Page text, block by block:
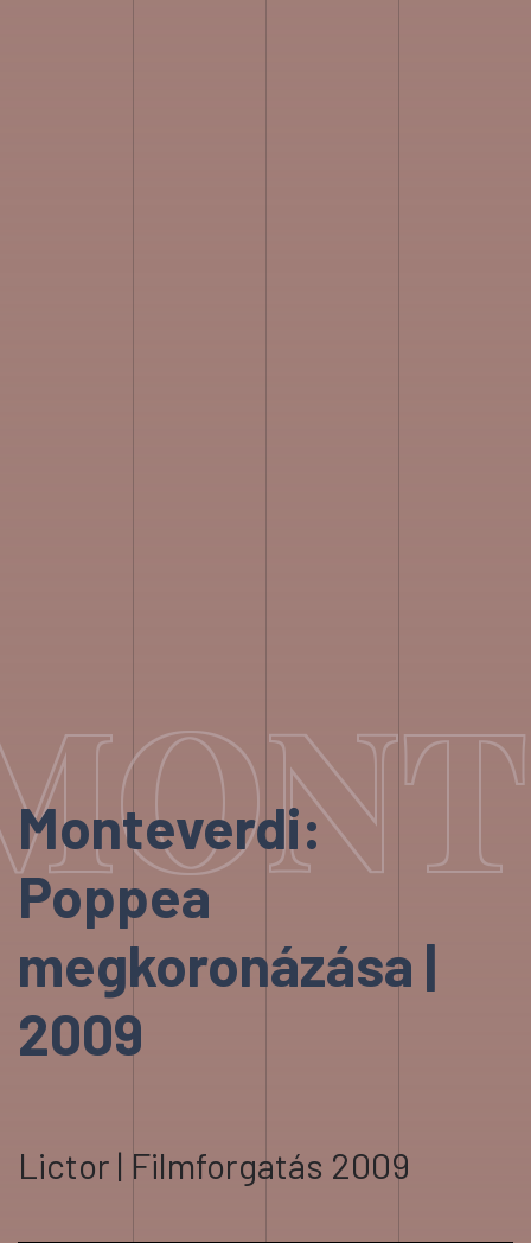
Monteverdi:
Poppea
megkoronázása |
2009
Lictor | Filmforgatás 2009